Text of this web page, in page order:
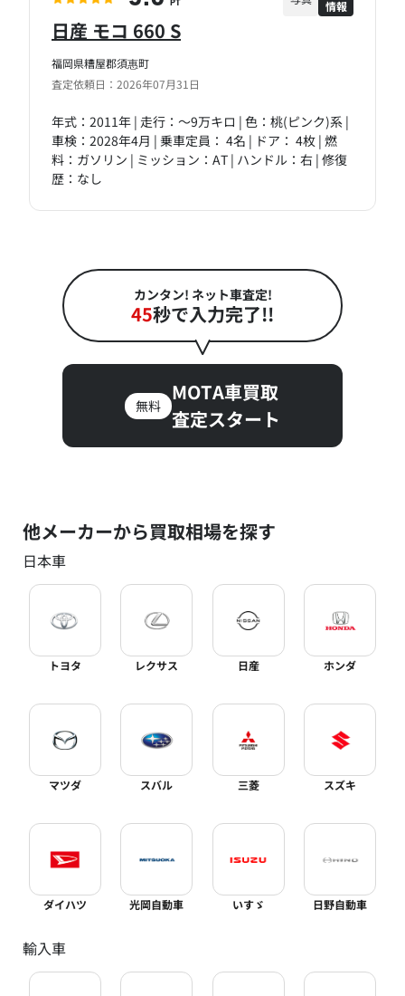
福岡県糟屋郡須惠町
査定依頼日：2026年07月31日
日産 モコ 660 S
年式：2011年 | 走行：～9万キロ | 色：桃(ピンク)系 |
車検：2028年4月 | 乗車定員： 4名 | ドア： 4枚 | 燃
料：ガソリン | ミッション：AT | ハンドル：右 | 修復
歴：なし
PT
情報
カンタン! ネット車査定!
45秒で入力完了!!
無料
MOTA車買取
査定スタート
他メーカーから買取相場を探す
日本車
トヨタ レクサス 日産 ホンダ
マツダ スバル 三菱 スズキ
ダイハツ 光岡自動車 いすゞ 日野自動車
輸入車